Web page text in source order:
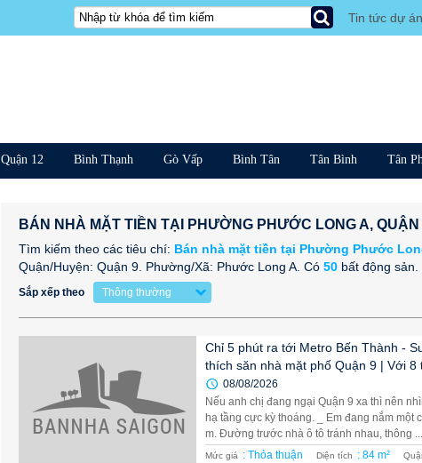
Tin tức dự án
Quận 12 Bình Thạnh Gò Vấp Bình Tân Tân Bình Tân
BÁN NHÀ MẶT TIỀN TẠI PHƯỜNG PHƯỚC LONG A, QUẬN
Tìm kiếm theo các tiêu chí: Bán nhà mặt tiền tại Phường Phước
Quận/Huyện: Quận 9. Phường/Xã: Phước Long A. Có 50 bất động sản.
Sắp xếp theo Thông thường
Chỉ 5 phút ra tới Metro Bến Thành -
thích săn nhà mặt phố Quận 9 | Với 8
08/08/2026
Nếu anh chị đang ngại Quận 9 xa thì nên
hạ tầng cực kỳ thoáng. _ Em đang nắm một
m. Đường trước nhà ô tô tránh nhau, thông ...
Mức giá : Thỏa thuận Diện tích : 84 m²